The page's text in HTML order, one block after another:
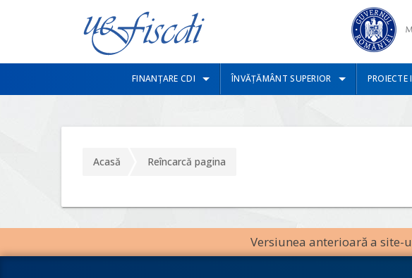
FINANȚARE CDI ÎNVĂȚĂMÂNT SUPERIOR
Acasă Reîncarcă pagina
Versiunea anterioară a site-